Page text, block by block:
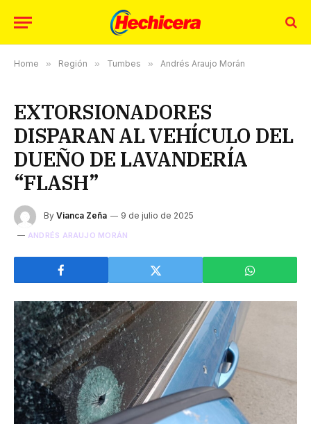
Home » Región » Tumbes » Andrés Araujo Morán
EXTORSIONADORES
DISPARAN AL VEHÍCULO DEL
DUEÑO DE LAVANDERÍA
“FLASH”
By Vianca Zeña 9 de julio de 2025
ANDRÉS ARAUJO MORÁN